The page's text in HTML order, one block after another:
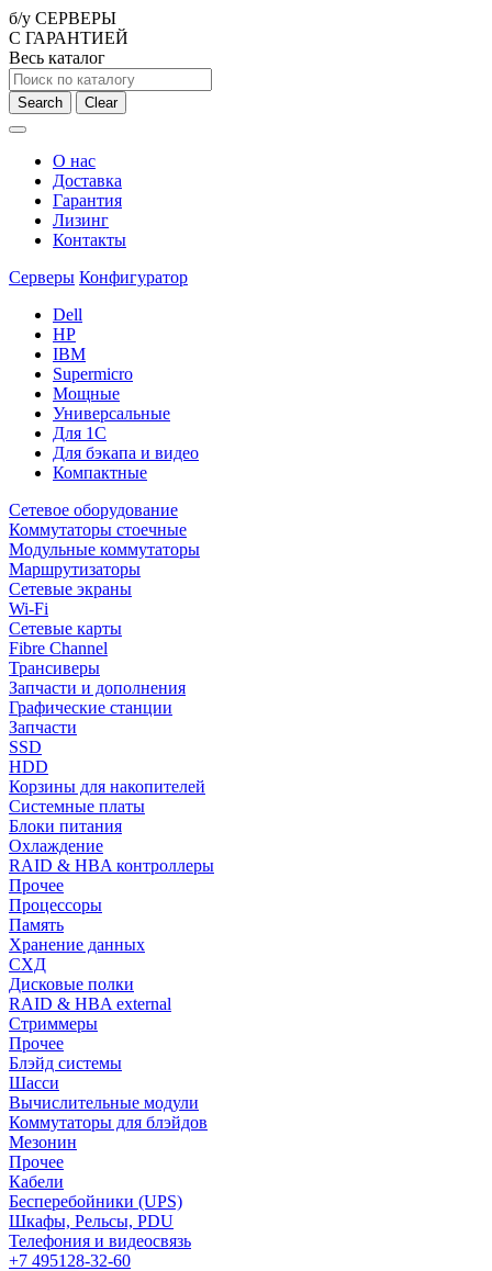
б/у СЕРВЕРЫ
С ГАРАНТИЕЙ
Весь каталог
Search Clear
О нас
Доставка
Гарантия
Лизинг
Контакты
Серверы Конфигуратор
Dell
HP
IBM
Supermicro
Мощные
Универсальные
Для 1С
Для бэкапа и видео
Компактные
Сетевое оборудование
Коммутаторы стоечные
Модульные коммутаторы
Маршрутизаторы
Сетевые экраны
Wi-Fi
Сетевые карты
Fibre Channel
Трансиверы
Запчасти и дополнения
Графические станции
Запчасти
SSD
HDD
Корзины для накопителей
Системные платы
Блоки питания
Охлаждение
RAID & HBA контроллеры
Прочее
Процессоры
Память
Хранение данных
СХД
Дисковые полки
RAID & HBA external
Стриммеры
Прочее
Блэйд системы
Шасси
Вычислительные модули
Коммутаторы для блэйдов
Мезонин
Прочее
Кабели
Бесперебойники (UPS)
Шкафы, Рельсы, PDU
Телефония и видеосвязь
+7 495128-32-60